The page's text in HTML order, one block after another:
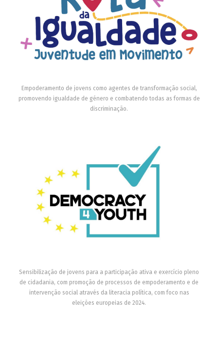
Empoderamento de jovens como agentes de transformação social,
promovendo igualdade de género e combatendo todas as formas de
discriminação.
Sensibilização de jovens para a participação ativa e exercício pleno
de cidadania, com promoção de processos de empoderamento e de
intervenção social através da literacia política, com foco nas
eleições europeias de 2024.